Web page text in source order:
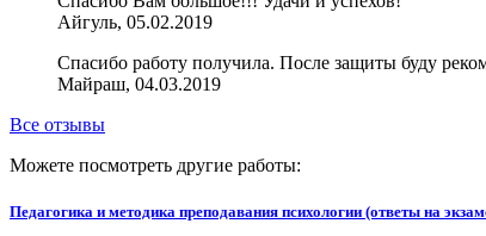
Айгуль, 05.02.2019
Спасибо работу получила. После защиты буду
Майраш, 04.03.2019
Все отзывы
Можете посмотреть другие работы:
Педагогика и методика преподавания психологии (ответы на